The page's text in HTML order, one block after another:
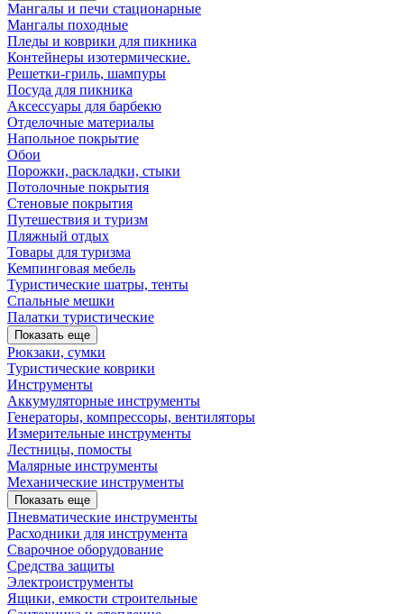
Мангалы и печи стационарные
Мангалы походные
Пледы и коврики для пикника
Контейнеры изотермические.
Решетки-гриль, шампуры
Посуда для пикника
Аксессуары для барбекю
Отделочные материалы
Напольное покрытие
Обои
Порожки, раскладки, стыки
Потолочные покрытия
Стеновые покрытия
Путешествия и туризм
Пляжный отдых
Товары для туризма
Кемпинговая мебель
Туристические шатры, тенты
Спальные мешки
Палатки туристические
Показать еще
Рюкзаки, сумки
Туристические коврики
Инструменты
Аккумуляторные инструменты
Генераторы, компрессоры, вентиляторы
Измерительные инструменты
Лестницы, помосты
Малярные инструменты
Механические инструменты
Показать еще
Пневматические инструменты
Расходники для инструмента
Сварочное оборудование
Средства защиты
Электроиструменты
Ящики, емкости строительные